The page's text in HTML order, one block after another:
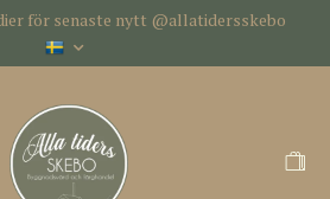
för senaste nytt @allatidersskebo